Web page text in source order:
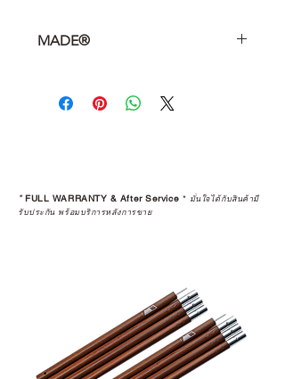
MADE®
*FULL WARRANTY & After Service * มั่นใจได้กับสินค้ามี
รับประกัน พร้อมบริการหลังการขาย